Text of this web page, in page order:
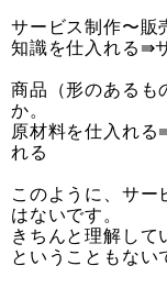
サービス制作〜販
知識を仕入れる⇛
商品（形のあるも
か。
原材料を仕入れ
れる
このように、サー
はないです。
きちんと理解して
ということもない